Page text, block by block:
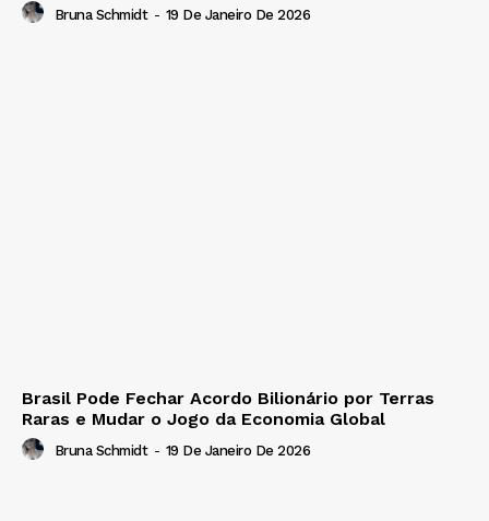
Bruna Schmidt - 19 De Janeiro De 2026
Brasil Pode Fechar Acordo Bilionário por Terras
Raras e Mudar o Jogo da Economia Global
Bruna Schmidt - 19 De Janeiro De 2026